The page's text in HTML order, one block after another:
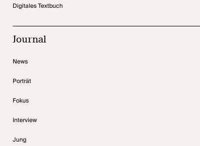
Digitales Textbuch
Journal
News
Porträt
Fokus
Interview
Jung